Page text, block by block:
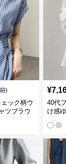
)
ック柄ウ
ツブラウ
¥
40代
け感